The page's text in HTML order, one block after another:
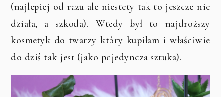
(najlepiej od razu ale niestety tak to jeszcze nie
działa, a szkoda). Wtedy był to najdroższy
kosmetyk do twarzy który kupiłam i właściwie
do dziś tak jest (jako pojedyncza sztuka).